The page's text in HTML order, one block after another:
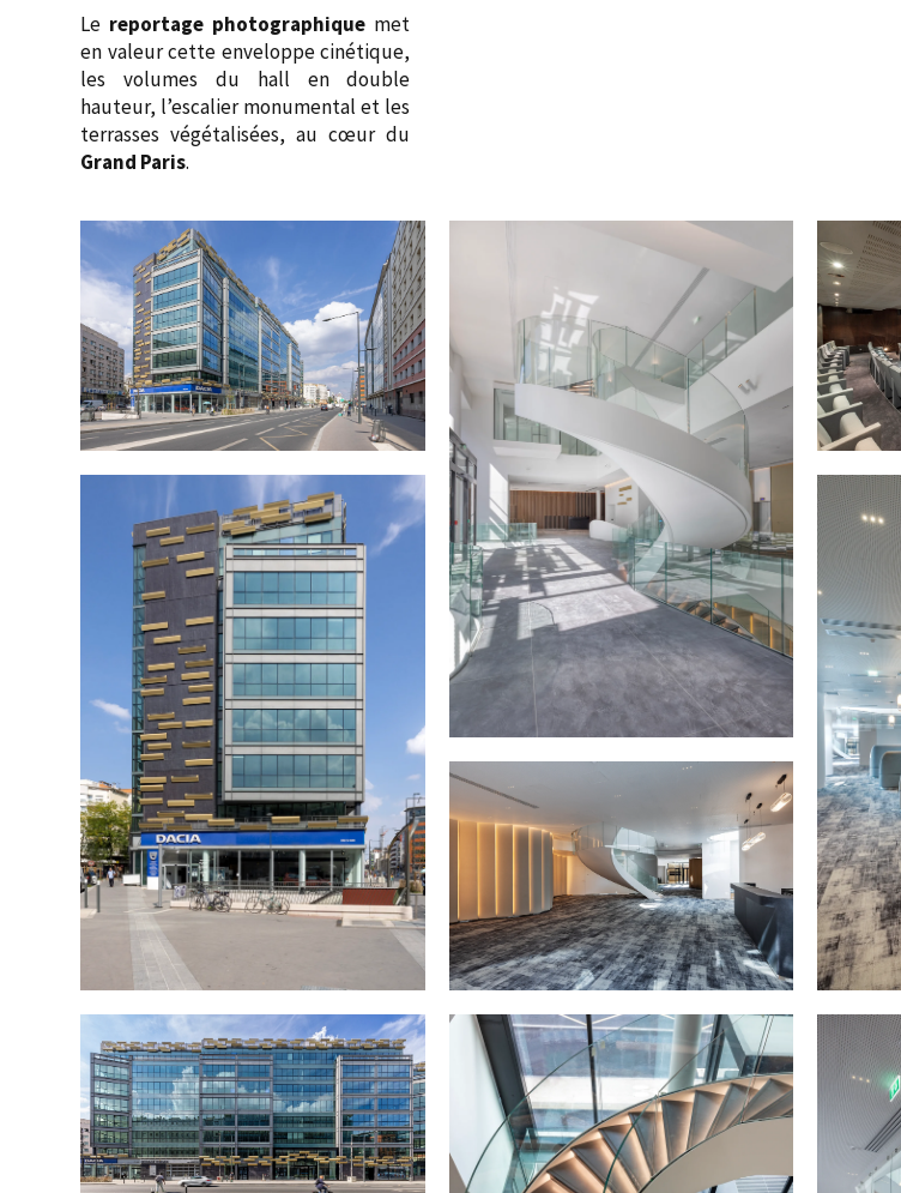
Le reportage photographique met
en valeur cette enveloppe cinétique,
les volumes du hall en double
hauteur, l’escalier monumental et les
terrasses végétalisées, au cœur du
Grand Paris.